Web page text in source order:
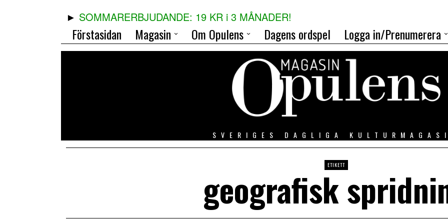
SOMMARERBJUDANDE: 19 KR i 3 MÅNADER!
Förstasidan Magasin Om Opulens Dagens ordspel Logga in/Prenumerera
SVERIGES DAGLIGA
ETIKETT
geografisk